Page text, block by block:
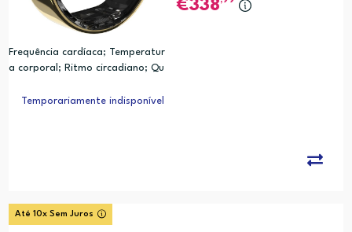
Frequência cardíaca; Temperatur
a corporal; Ritmo circadiano; Qu
orias; Analise de Relogio Biologic
338
Temporariamente indisponível
Até 10x Sem Juros